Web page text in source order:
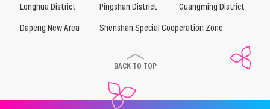
Longhua District
Pingshan District
Guangming District
Dapeng New Area
Shenshan Special Cooperation Zone
BACK TO TOP